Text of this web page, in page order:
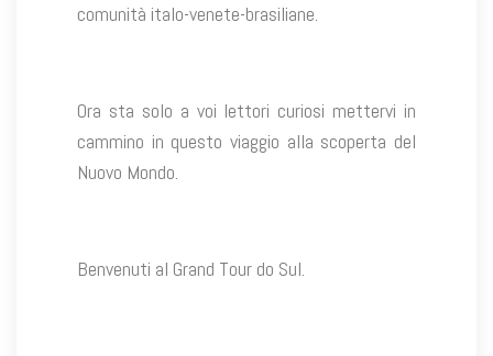
comunità italo-venete-brasiliane.
Ora sta solo a voi lettori curiosi mettervi in
cammino in questo viaggio alla scoperta del
Nuovo Mondo.
Benvenuti al Grand Tour do Sul.